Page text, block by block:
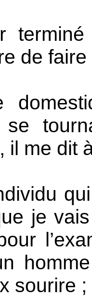
de
se
il me dit
je
sourire